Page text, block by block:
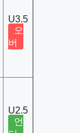
U3.5
오
버
U2.5
언